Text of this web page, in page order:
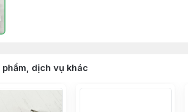
phẩm, dịch vụ khác